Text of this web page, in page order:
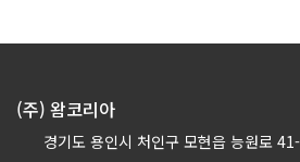
(주) 왐코리아
경기도 용인시 처인구 모현읍 능원로